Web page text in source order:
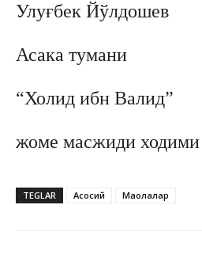
Улуғбек Йўлдошев
Асака тумани
“Холид ибн Валид”
жоме масжиди ходими
TEGLAR Асосий Мақолалар